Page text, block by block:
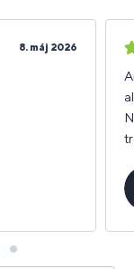
8. máj 2026
5